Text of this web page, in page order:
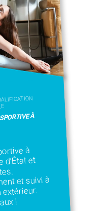
À
à
et
et suivi à
!